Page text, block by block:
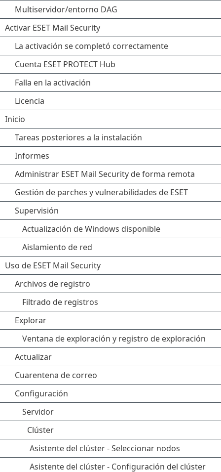
Multiservidor/entorno DAG
Activar ESET Mail Security
La activación se completó correctamente
Cuenta ESET PROTECT Hub
Falla en la activación
Licencia
Inicio
Tareas posteriores a la instalación
Informes
Administrar ESET Mail Security de forma remota
Gestión de parches y vulnerabilidades de ESET
Supervisión
Actualización de Windows disponible
Aislamiento de red
Uso de ESET Mail Security
Archivos de registro
Filtrado de registros
Explorar
Ventana de exploración y registro de exploración
Actualizar
Cuarentena de correo
Configuración
Servidor
Clúster
Asistente del clúster - Seleccionar nodos
Asistente del clúster - Configuración del clúster